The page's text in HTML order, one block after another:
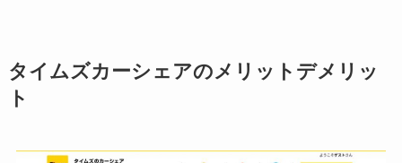
タイムズカーシェアのメリットデメリッ
ト